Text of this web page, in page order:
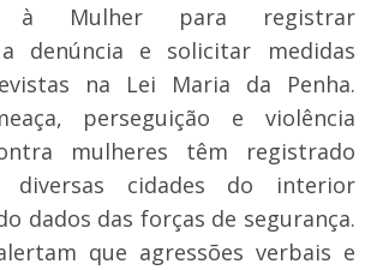
à Mulher para registrar
denúncia e solicitar medidas
na Lei Maria da Penha.
perseguição e violência
mulheres têm registrado
diversas cidades do interior
dados das forças de segurança.
que agressões verbais e